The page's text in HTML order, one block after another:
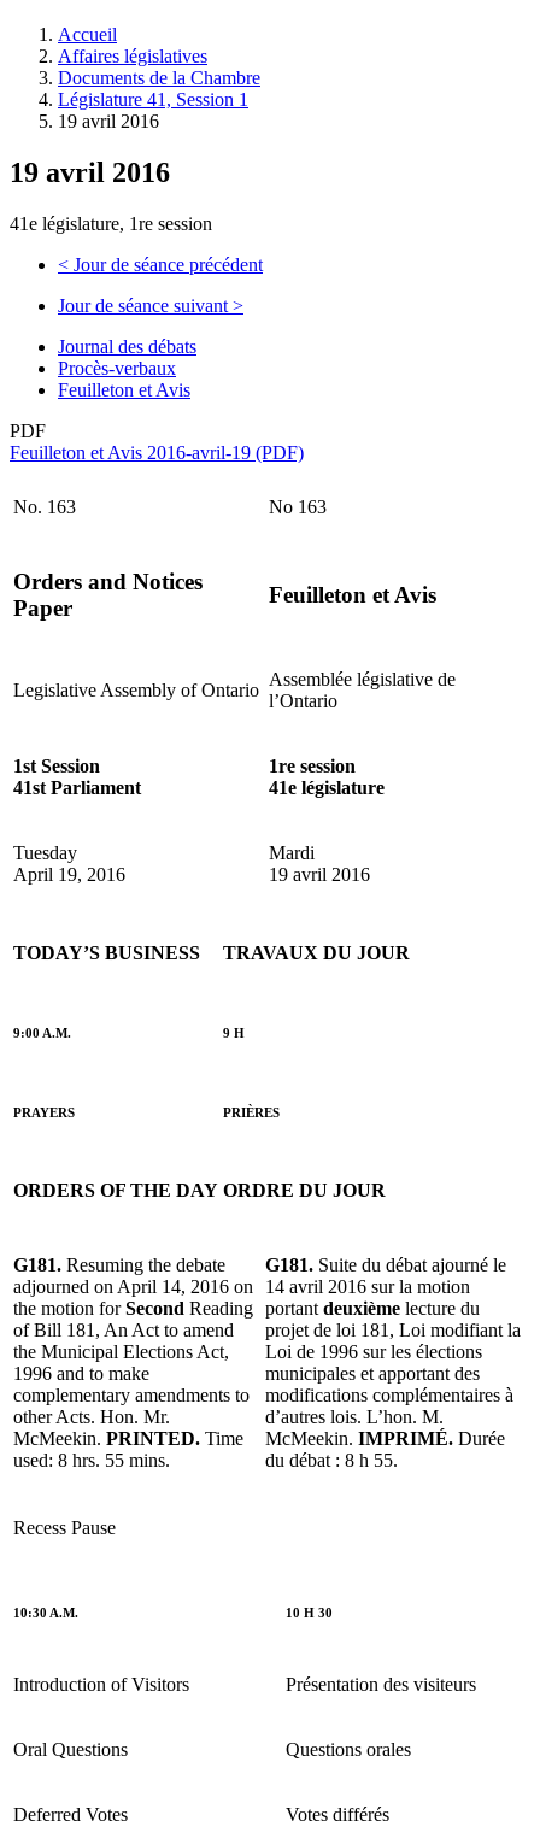
législative.
Accueil
Affaires législatives
Documents de la Chambre
Législature 41, Session 1
19 avril 2016
19 avril 2016
41e législature, 1re session
< Jour de séance précédent
Jour de séance suivant >
Journal des débats
Procès-verbaux
Feuilleton et Avis
PDF
Feuilleton et Avis 2016-avril-19 (PDF)
No. 163 No 163
Orders and Notices
Paper
Feuilleton et Avis
Legislative Assembly of Ontario
Assemblée législative de
l’Ontario
1st Session
41st Parliament
1re session
41e législature
Tuesday
April 19, 2016
Mardi
19 avril 2016
TODAY’S BUSINESS TRAVAUX DU JOUR
9:00 A.M. 9 H
PRAYERS PRIÈRES
ORDERS OF THE DAY ORDRE DU JOUR
G181. Resuming the debate
adjourned on April 14, 2016 on
the motion forSecond Reading
of Bill 181, An Act to amend
the Municipal Elections Act,
1996 and to make
complementary amendments to
other Acts. Hon. Mr.
McMeekin. PRINTED. Time
used: 8 hrs. 55 mins.
G181. Suite du débat ajourné le
14 avril 2016 sur la motion
portant deuxième lecture du
projet de loi 181, Loi modifiant la
Loi de 1996 sur les élections
municipales et apportant des
modifications complémentaires à
d’autres lois. L’hon. M.
McMeekin. IMPRIMÉ. Durée
du débat : 8 h 55.
Recess Pause
10:30 A.M. 10 H 30
Introduction of Visitors Présentation des visiteurs
Oral Questions Questions orales
Deferred Votes Votes différés